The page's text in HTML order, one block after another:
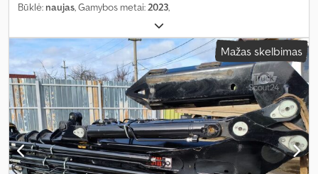
Būklė: naujas, Gamybos metai:2023,
Mažas skelbimas